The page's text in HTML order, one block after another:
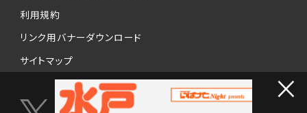
利用規約
リンク用バナーダウンロード
サイトマップ
×